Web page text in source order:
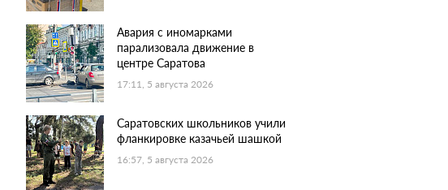
Авария с иномарками
парализовала движение в
центре Саратова
17:11, 5 августа 2026
Саратовских школьников учили
фланкировке казачьей шашкой
16:57, 5 августа 2026